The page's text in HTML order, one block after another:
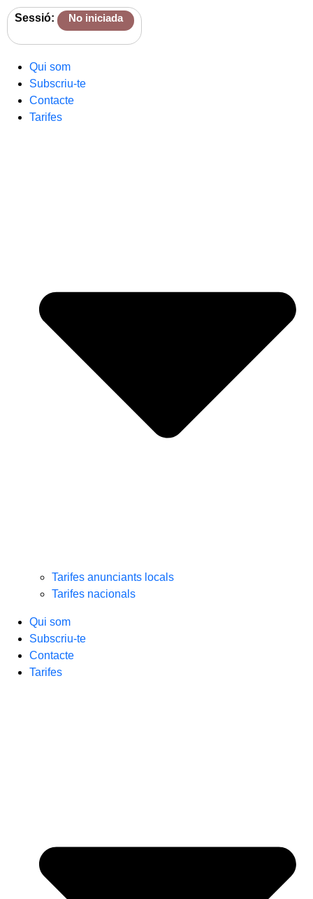
Sessió: No iniciada
Qui som
Subscriu-te
Contacte
Tarifes
Tarifes anunciants locals
Tarifes nacionals
Qui som
Subscriu-te
Contacte
Tarifes